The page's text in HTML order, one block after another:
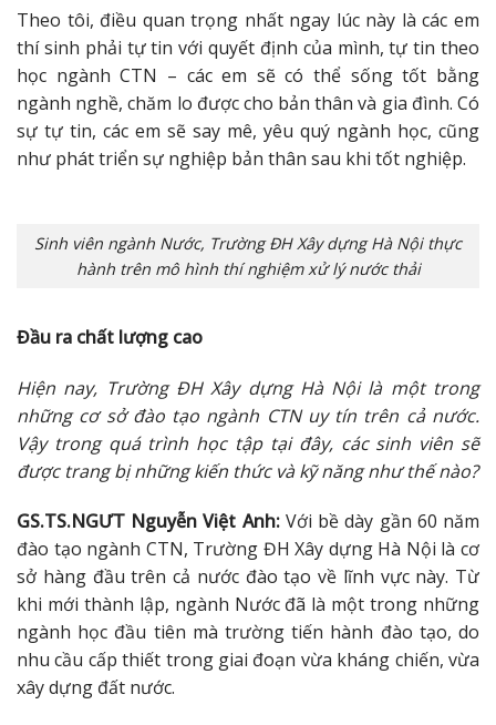
Theo tôi, điều quan trọng nhất ngay lúc này là các em
thí sinh phải tự tin với quyết định của mình, tự tin theo
học ngành CTN – các em sẽ có thể sống tốt bằng
ngành nghề, chăm lo được cho bản thân và gia đình. Có
sự tự tin, các em sẽ say mê, yêu quý ngành học, cũng
như phát triển sự nghiệp bản thân sau khi tốt nghiệp.
Sinh viên ngành Nước, Trường ĐH Xây dựng Hà Nội thực
hành trên mô hình thí nghiệm xử lý nước thải
Đầu ra chất lượng cao
Hiện nay, Trường ĐH Xây dựng Hà Nội là một trong
những cơ sở đào tạo ngành CTN uy tín trên cả nước.
Vậy trong quá trình học tập tại đây, các sinh viên sẽ
được trang bị những kiến thức và kỹ năng như thế nào?
GS.TS.NGƯT Nguyễn Việt Anh:Với bề dày gần 60 năm
đào tạo ngành CTN, Trường ĐH Xây dựng Hà Nội là cơ
sở hàng đầu trên cả nước đào tạo về lĩnh vực này. Từ
khi mới thành lập, ngành Nước đã là một trong những
ngành học đầu tiên mà trường tiến hành đào tạo, do
nhu cầu cấp thiết trong giai đoạn vừa kháng chiến, vừa
xây dựng đất nước.